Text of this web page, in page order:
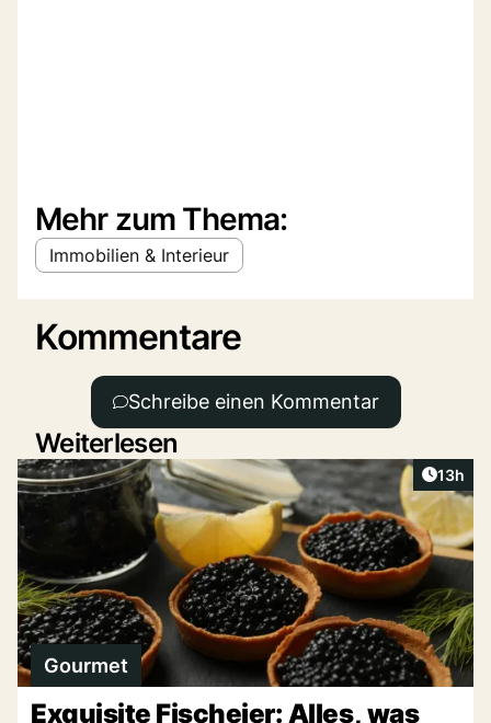
Mehr zum Thema:
Immobilien & Interieur
Kommentare
Schreibe einen Kommentar
Weiterlesen
Artikel
13h
Gourmet
Exquisite Fischeier: Alles, was